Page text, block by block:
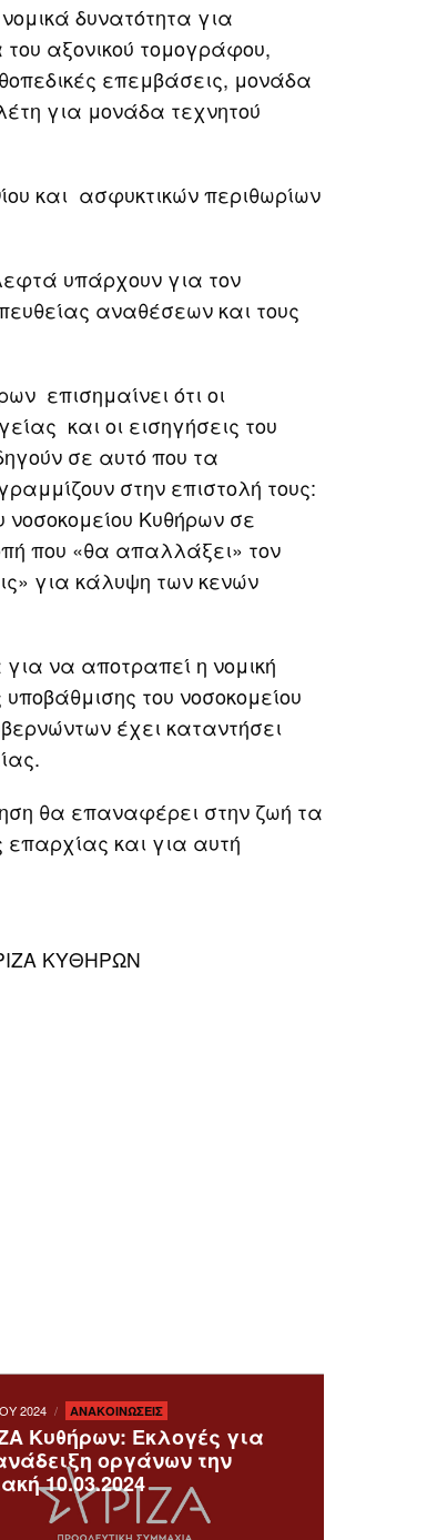
δυνατότητα για
αξονικού τομογράφου,
επεμβάσεις, μονάδα
για μονάδα τεχνητού
και ασφυκτικών περιθωρίων
υπάρχουν για τον
αναθέσεων και τους
επισημαίνει ότι οι
και οι εισηγήσεις του
σε αυτό που τα
στην επιστολή τους:
νοσοκομείου Κυθήρων σε
που «θα απαλλάξει» τον
για κάλυψη των κενών
να αποτραπεί η νομική
του νοσοκομείου
έχει καταντήσει
θα επαναφέρει στην ζωή τα
επαρχίας και για αυτή
ΚΥΘΗΡΩΝ
2024 ΑΝΑΚΟΙΝΩΣΕΙΣ
Κυθήρων: Εκλογές για
οργάνων την
10.03.2024